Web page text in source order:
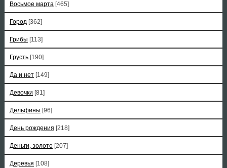
Восьмое марта [465]
Город [362]
Грибы [113]
Грусть [190]
Да и нет [149]
Девочки [81]
Дельфины [96]
День рождения [218]
Деньги, золото [207]
Деревья [108]